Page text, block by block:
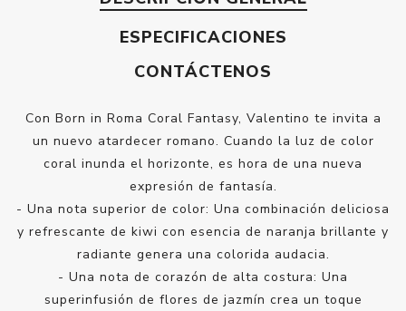
ESPECIFICACIONES
CONTÁCTENOS
Con Born in Roma Coral Fantasy, Valentino te invita a
un nuevo atardecer romano. Cuando la luz de color
coral inunda el horizonte, es hora de una nueva
expresión de fantasía.
- Una nota superior de color: Una combinación deliciosa
y refrescante de kiwi con esencia de naranja brillante y
radiante genera una colorida audacia.
- Una nota de corazón de alta costura: Una
superinfusión de flores de jazmín crea un toque